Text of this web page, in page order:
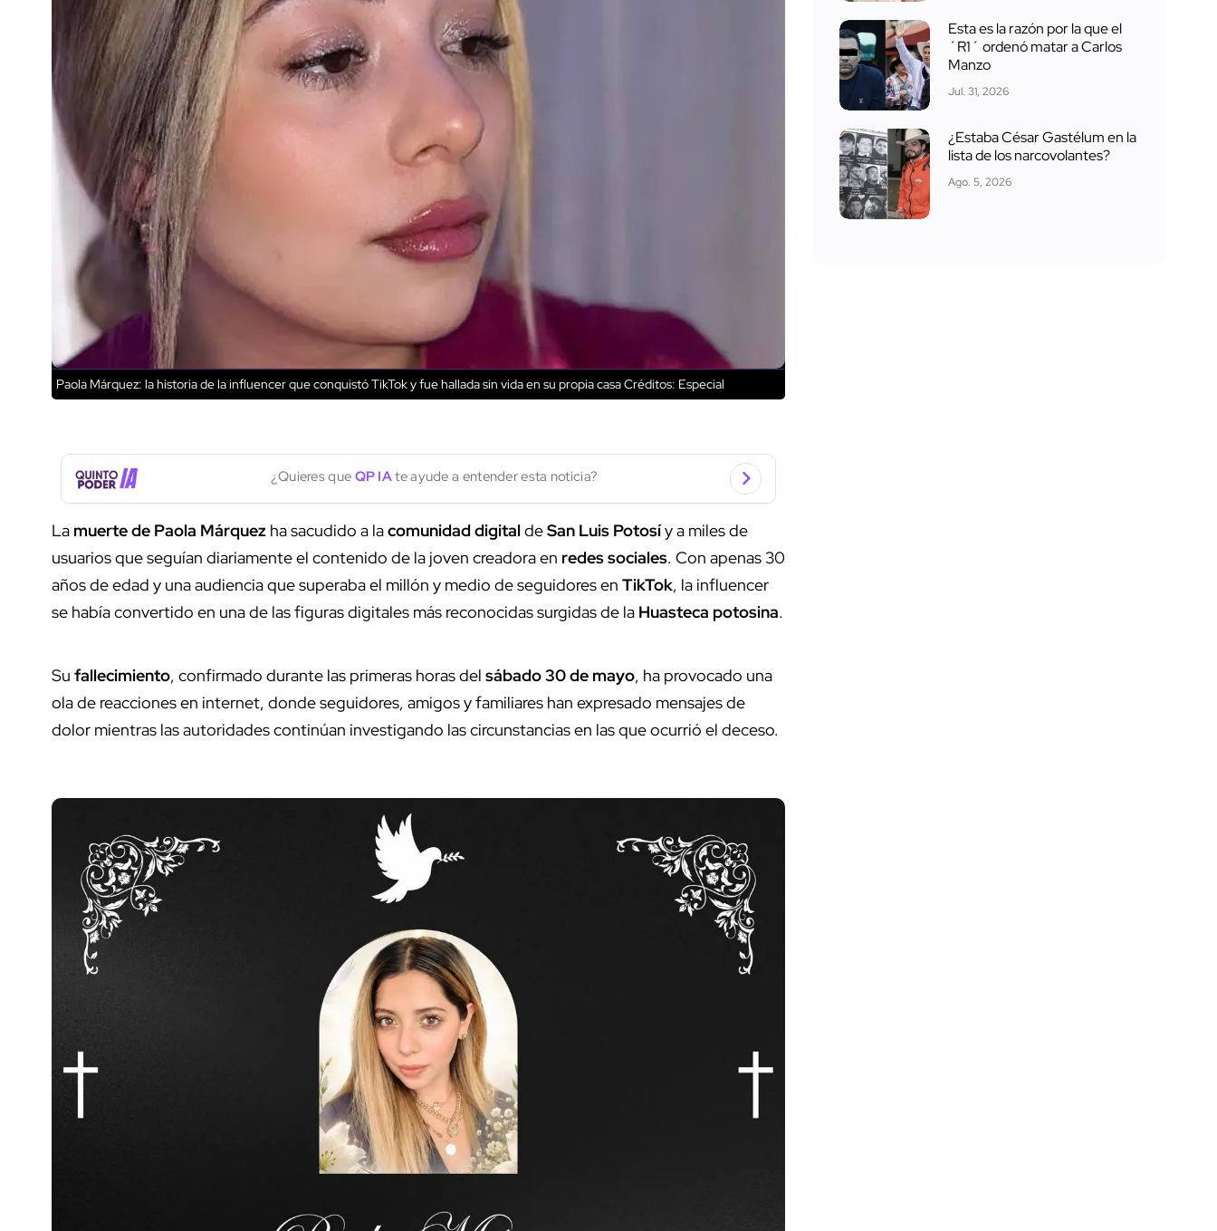
Paola Márquez: la historia de la influencer que conquistó TikTok y fue hallada sin vida en su propia casaCréditos: Especial
¿Quieres que QP IAte ayude a entender esta noticia?
La muerte de Paola Márquez ha sacudido a lacomunidad digitaldeSan Luis Potosíy a miles de
usuarios que seguían diariamente el contenido de la joven creadora en redes sociales. Con apenas 30
años de edad y una audiencia que superaba el millón y medio de seguidores en TikTok, la influencer
se había convertido en una de las figuras digitales más reconocidas surgidas de la Huasteca potosina.
Su fallecimiento, confirmado durante las primeras horas del sábado 30 de mayo, ha provocado una
ola de reacciones en internet, donde seguidores, amigos y familiares han expresado mensajes de
dolor mientras las autoridades continúan investigando las circunstancias en las que ocurrió el deceso.
Esta es la razón por la que el
´R1´ ordenó matar a Carlos
Manzo
Jul. 31, 2026
¿Estaba César Gastélum en la
lista de los narcovolantes?
Ago. 5, 2026